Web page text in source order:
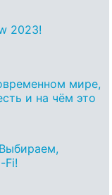
2023!
мире,
и на чём это
Fi!